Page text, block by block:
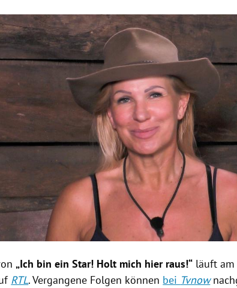
öffnen/schließen
„Ich bin ein Star! Holt mich hier raus!“ läuft am
RTL. Vergangene Folgen können bei Tvnow